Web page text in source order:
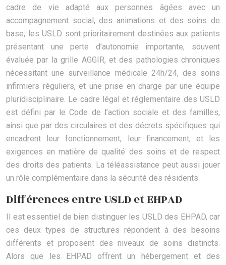
cadre de vie adapté aux personnes âgées avec un
accompagnement social, des animations et des soins de
base, les USLD sont prioritairement destinées aux patients
présentant une perte d’autonomie importante, souvent
évaluée par la grille AGGIR, et des pathologies chroniques
nécessitant une surveillance médicale 24h/24, des soins
infirmiers réguliers, et une prise en charge par une équipe
pluridisciplinaire. Le cadre légal et réglementaire des USLD
est défini par le Code de l’action sociale et des familles,
ainsi que par des circulaires et des décrets spécifiques qui
encadrent leur fonctionnement, leur financement, et les
exigences en matière de qualité des soins et de respect
des droits des patients. La téléassistance peut aussi jouer
un rôle complémentaire dans la sécurité des résidents.
Différences entre USLD et EHPAD
Il est essentiel de bien distinguer les USLD des EHPAD, car
ces deux types de structures répondent à des besoins
différents et proposent des niveaux de soins distincts.
Alors que les EHPAD offrent un hébergement et des